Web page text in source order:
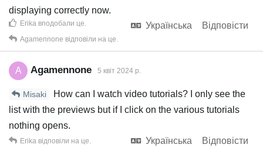
displaying correctly now.
Українська
Відповісти
Erika вподобали це
Agamennone відповіли на це.
A Agamennone 5 квiт 2024 р.
Misaki
How can I watch video tutorials? I only see the
list with the previews but if I click on the various tutorials
nothing opens.
Українська
Відповісти
Erika відповіли на це.